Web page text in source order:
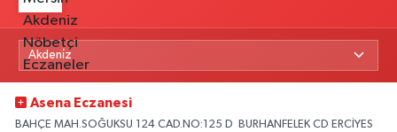
Asena Eczanesi
BAHÇE MAH.SOĞUKSU 124 CAD.NO:125 D BURHANFELEK CD ERCİYES